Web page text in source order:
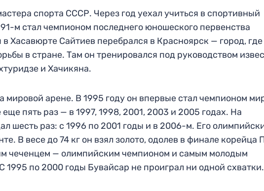
спорта СССР. Через год уехал учиться в спортивный
м стал чемпионом последнего юношеского первенства
Хасавюрте Сайтиев перебрался в Красноярск — город,
в стране. Там он тренировался под руководством
и Хачикяна.
мировой арене. В 1995 году он впервые стал чемпионом
пять раз — в 1997, 1998, 2001, 2003 и 2005 годах. На
шесть раз: с 1996 по 2001 годы и в 2006-м. Его
В весе до 74 кг он взял золото, одолев в финале корейца
чеченцем — олимпийским чемпионом и самым молодым
1995 по 2000 годы Бувайсар не проиграл ни одной схватки.